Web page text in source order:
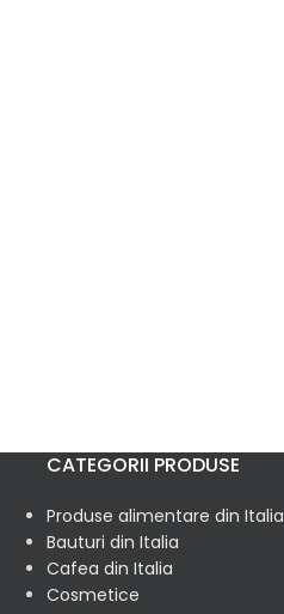
CATEGORII PRODUSE
Produse alimentare din Italia
Bauturi din Italia
Cafea din Italia
Cosmetice